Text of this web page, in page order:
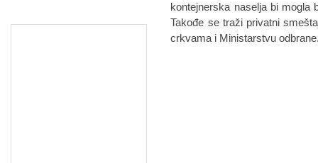
kontejnerska naselja bi mogla
Takođe se traži privatni
crkvama i Ministarstvu